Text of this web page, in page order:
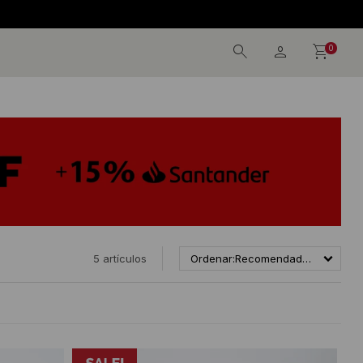
0
5 artículos Recomendados